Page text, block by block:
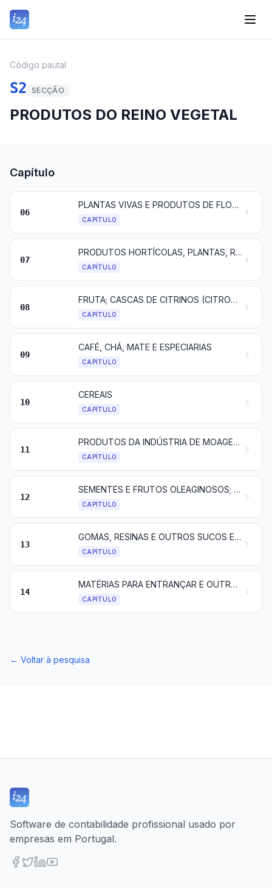
Código pautal
S2 SECÇÃO
PRODUTOS DO REINO VEGETAL
Capítulo
06
PLANTAS VIVAS E PRODUTOS DE FLORICULTURA
CAPÍTULO
07
PRODUTOS HORTÍCOLAS, PLANTAS, RAÍZES E TUBÉRCULOS, COMESTÍVEIS
CAPÍTULO
08
FRUTA; CASCAS DE CITRINOS (CITROS) E DE MELÕES
CAPÍTULO
09
CAFÉ, CHÁ, MATE E ESPECIARIAS
CAPÍTULO
10
CEREAIS
CAPÍTULO
11
PRODUTOS DA INDÚSTRIA DE MOAGEM; MALTE; AMIDOS E FÉCULAS; INULINA; GLÚTEN DE TRIGO
CAPÍTULO
12
SEMENTES E FRUTOS OLEAGINOSOS; GRÃOS, SEMENTES E FRUTOS DIVERSOS; PLANTAS INDUSTRIAIS OU MEDICINAIS; PALHAS E FORRAGENS
CAPÍTULO
13
GOMAS, RESINAS E OUTROS SUCOS E EXTRATOS VEGETAIS
CAPÍTULO
14
MATÉRIAS PARA ENTRANÇAR E OUTROS PRODUTOS DE ORIGEM VEGETAL, NÃO ESPECIFICADOS NEM COMPREENDIDOS NOUTROS CAPÍTULOS
CAPÍTULO
← Voltar à pesquisa
Software de contabilidade profissional usado por
empresas em Portugal.